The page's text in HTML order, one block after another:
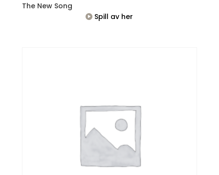
The New Song
Spill av her